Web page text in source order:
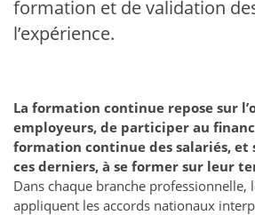
formation et de validation
l’expérience.
La formation continue repose sur
employeurs, de participer au
formation continue des salariés,
ces derniers, à se former sur leur
Dans chaque branche professionnelle,
appliquent les accords nationaux